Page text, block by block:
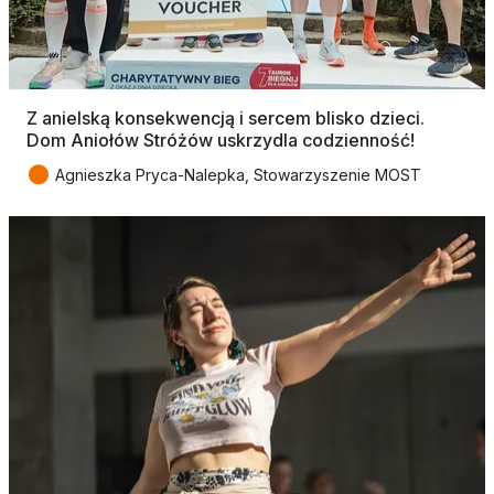
Z anielską konsekwencją i sercem blisko dzieci.
Dom Aniołów Stróżów uskrzydla codzienność!
● Agnieszka Pryca-Nalepka, Stowarzyszenie MOST